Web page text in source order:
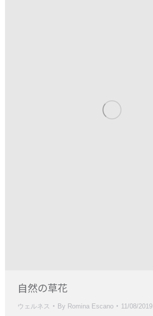
自然の草花
ウェルネス By Romina Escano 11/08/2019